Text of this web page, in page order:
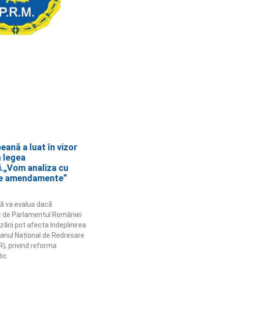
a luat în vizor
legea
analiza cu
va evalua dacă
Parlamentul României
pot afecta îndeplinirea
Național de Redresare
privind reforma